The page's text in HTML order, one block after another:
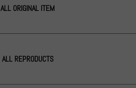
ALL ORIGINAL ITEM
ALL REPRODUCTS